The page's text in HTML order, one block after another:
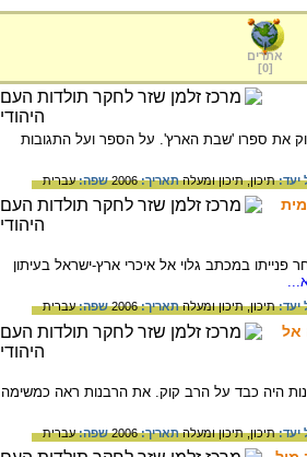
אתרים
[
0
]
את ספרו 'שבת הארץ'. על הספר ועל התגובות
יעד:תיכון,תיכון ומעלהתאריך:2006 שפה:עברית
במכתב גלוי אל איכרי ארץ-ישראל בעיתון
יעד:תיכון,תיכון ומעלהתאריך:2006 שפה:עברית
אל
היה כבד על הרב קוק. את הרבנות ראה כמשימה
יעד:תיכון,תיכון ומעלהתאריך:2006 שפה:עברית